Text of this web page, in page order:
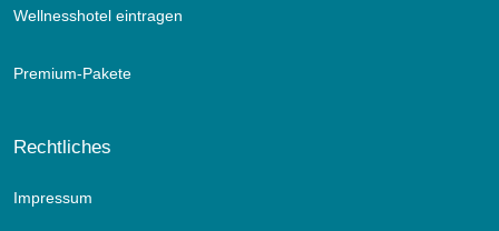
Wellnesshotel eintragen
Premium-Pakete
Rechtliches
Impressum